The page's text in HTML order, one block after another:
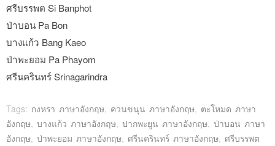
ศรีบรรพต Si Banphot
ป่าบอน Pa Bon
บางแก้ว Bang Kaeo
ป่าพะยอม Pa Phayom
ศรีนครินทร์ Srinagarindra
Tags: กงหรา ภาษาอังกฤษ, ควนขนุน ภาษาอังกฤษ, ตะโหมด ภาษา
อังกฤษ, บางแก้ว ภาษาอังกฤษ, ปากพะยูน ภาษาอังกฤษ, ป่าบอน ภาษา
อังกฤษ, ป่าพะยอม ภาษาอังกฤษ, ศรีนครินทร์ ภาษาอังกฤษ, ศรีบรรพต